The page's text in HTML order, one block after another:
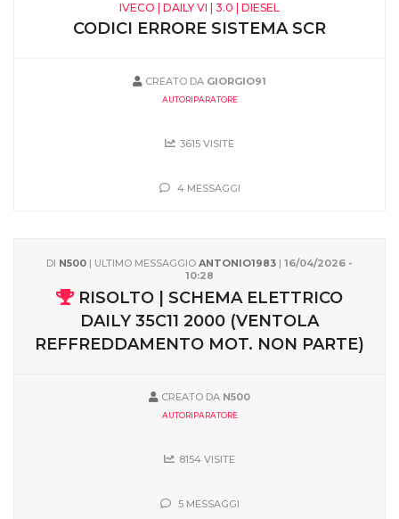
IVECO | DAILY VI | 3.0 | DIESEL
CODICI ERRORE SISTEMA SCR
CREATO DA GIORGIO91
AUTORIPARATORE
3615 VISITE
4 MESSAGGI
DI N500 | ULTIMO MESSAGGIO ANTONIO1983 | 16/04/2026 -
10:28
RISOLTO | SCHEMA ELETTRICO
DAILY 35C11 2000 (VENTOLA
REFFREDDAMENTO MOT. NON PARTE)
CREATO DA N500
AUTORIPARATORE
8154 VISITE
5 MESSAGGI